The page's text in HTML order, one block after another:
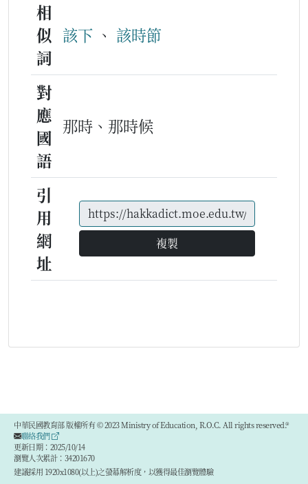
相
似
詞
該下 、 該時節
對
應
國
語
那時、那時候
引
用
網
址
複製
中華民國教育部 版權所有 © 2023 Ministry of Education, R.O.C. All rights reserved.®
聯絡我們
更新日期：2025/10/14
瀏覽人次累計：34201670
建議採用 1920x1080(以上)之螢幕解析度，以獲得最佳瀏覽體驗